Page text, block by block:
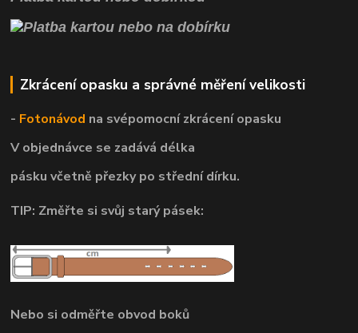
Zkrácení opasku a správné měření velikosti
- Fotonávod na svépomocnízkrácení opasku
V objednávce se zadává délka
pásku včetně přezky po střední dírku.
TIP: Změřte si svůj starý pásek:
Nebo si odměřte obvod boků